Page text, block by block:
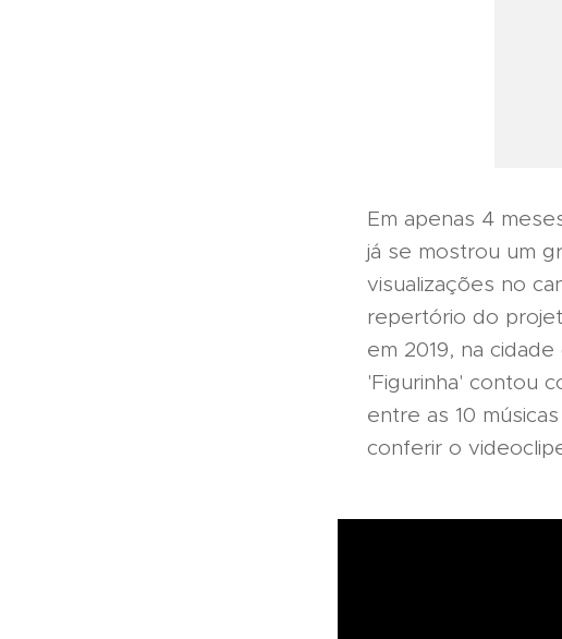
Em apenas 4
já se mostrou um
visualizações no
repertório do
em 2019, na
'Figurinha' contou
entre as 10
conferir o